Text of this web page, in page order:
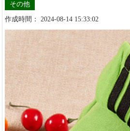
その他
作成時間： 2024-08-14 15:33:02